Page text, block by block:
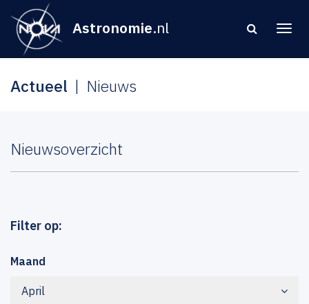
Astronomie.nl
Actueel Nieuws
Nieuwsoverzicht
Filter op:
Maand
April